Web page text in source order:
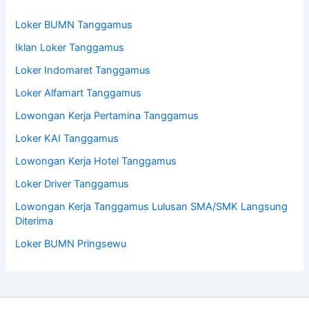
Loker BUMN Tanggamus
Iklan Loker Tanggamus
Loker Indomaret Tanggamus
Loker Alfamart Tanggamus
Lowongan Kerja Pertamina Tanggamus
Loker KAI Tanggamus
Lowongan Kerja Hotel Tanggamus
Loker Driver Tanggamus
Lowongan Kerja Tanggamus Lulusan SMA/SMK Langsung
Diterima
Loker BUMN Pringsewu